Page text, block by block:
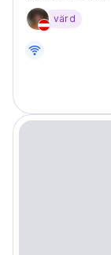
värd